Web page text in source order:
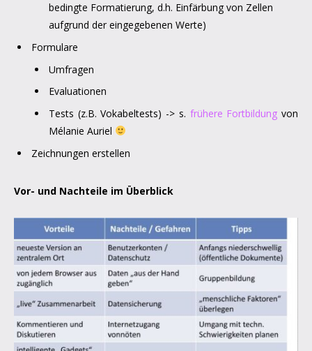
bedingte Formatierung, d.h. Einfärbung von Zellen
aufgrund der eingegebenen Werte)
Formulare
Umfragen
Evaluationen
Tests (z.B. Vokabeltests) -> s. frühere Fortbildung von
Mélanie Auriel
Zeichnungen erstellen
Vor- und Nachteile im Überblick